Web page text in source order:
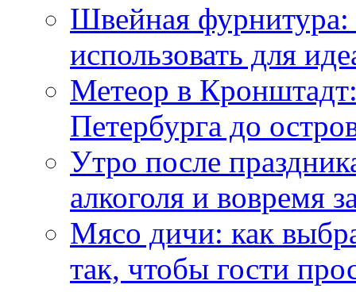
Швейная фурнитура:
использовать для
Метеор в
Петербурга до
Утро после
алкоголя и вовремя
Мясо дичи: как
так, чтобы гости